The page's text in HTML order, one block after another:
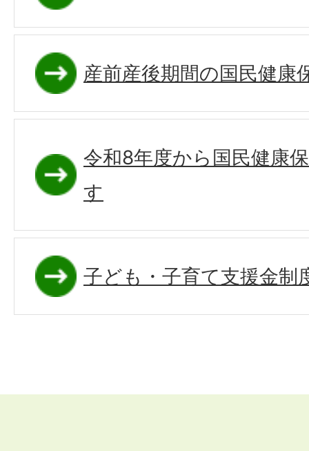
産前産後期間の国民健康
令和8年度から国民健康
す
子ども・子育て支援金制